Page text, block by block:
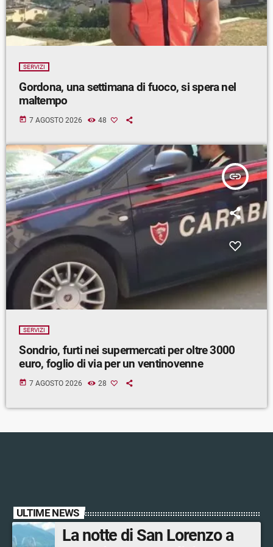
SERVIZI
Gordona, una settimana di fuoco, si spera nel
maltempo
today 7 AGOSTO 2026 48
insert_link
SERVIZI
Sondrio, furti nei supermercati per oltre 3000
euro, foglio di via per un ventinovenne
today 7 AGOSTO 2026 28
ULTIME NEWS
La notte di San Lorenzo a